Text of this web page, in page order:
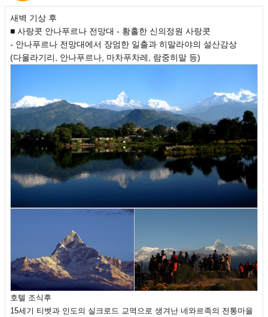
새벽 기상 후
■ 사랑콧 안나푸르나 전망대 - 황홀한 신의정원 사랑콧
- 안나푸르나 전망대에서 장엄한 일출과 히말라야의 설산감상
(다울라기리, 안나푸르나, 마차푸차레, 람중히말 등)
호텔 조식후
15세기 티벳과 인도의 실크로드 교역으로 생겨난 네와르족의 전통마을